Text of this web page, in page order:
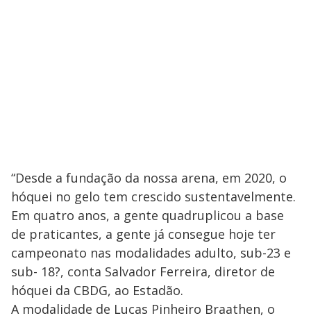
“Desde a fundação da nossa arena, em 2020, o
hóquei no gelo tem crescido sustentavelmente.
Em quatro anos, a gente quadruplicou a base
de praticantes, a gente já consegue hoje ter
campeonato nas modalidades adulto, sub-23 e
sub- 18?, conta Salvador Ferreira, diretor de
hóquei da CBDG, ao Estadão.
A modalidade de Lucas Pinheiro Braathen, o